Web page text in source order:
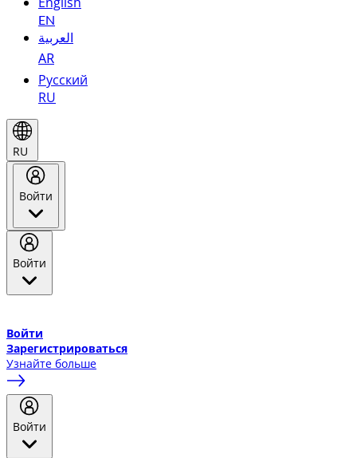
EN
العربية
AR
Русский
RU
RU
Войти
Войти
Войти
Зарегистрироваться
Узнайте больше
Войти